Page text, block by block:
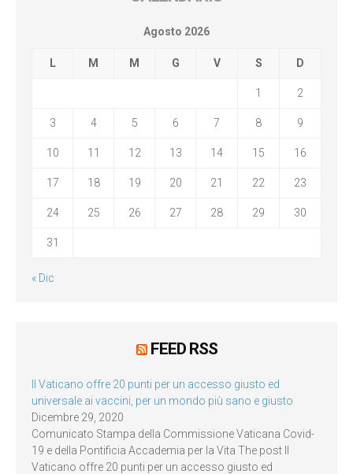
Agosto 2026
L M M G V S D
1 2
3 4 5 6 7 8 9
10 11 12 13 14 15 16
17 18 19 20 21 22 23
24 25 26 27 28 29 30
31
« Dic
FEED RSS
Il Vaticano offre 20 punti per un accesso giusto ed
universale ai vaccini, per un mondo più sano e giusto
Dicembre 29, 2020
Comunicato Stampa della Commissione Vaticana Covid-
19 e della Pontificia Accademia per la Vita The post Il
Vaticano offre 20 punti per un accesso giusto ed